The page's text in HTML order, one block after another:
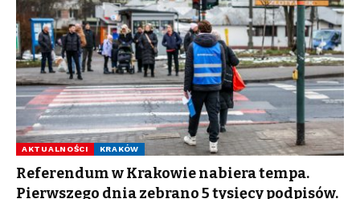
AKTUALNOŚCI KRAKÓW
Referendum w Krakowie nabiera tempa.
Pierwszego dnia zebrano 5 tysięcy podpisów.